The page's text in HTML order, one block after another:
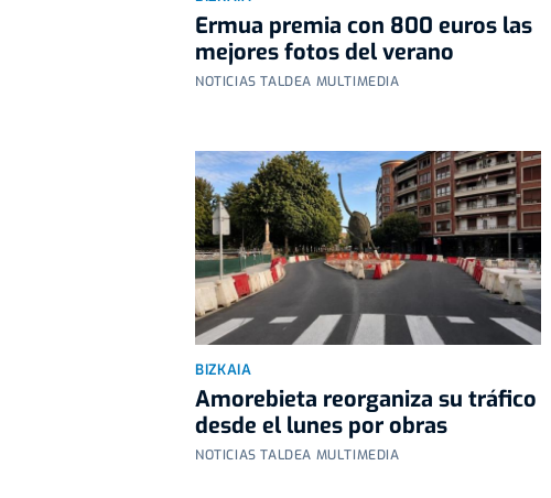
Ermua premia con 800 euros las
mejores fotos del verano
NOTICIAS TALDEA MULTIMEDIA
BIZKAIA
Amorebieta reorganiza su tráfico
desde el lunes por obras
NOTICIAS TALDEA MULTIMEDIA